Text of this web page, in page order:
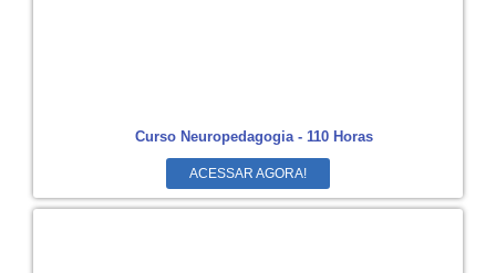
Curso Neuropedagogia - 110 Horas
ACESSAR AGORA!